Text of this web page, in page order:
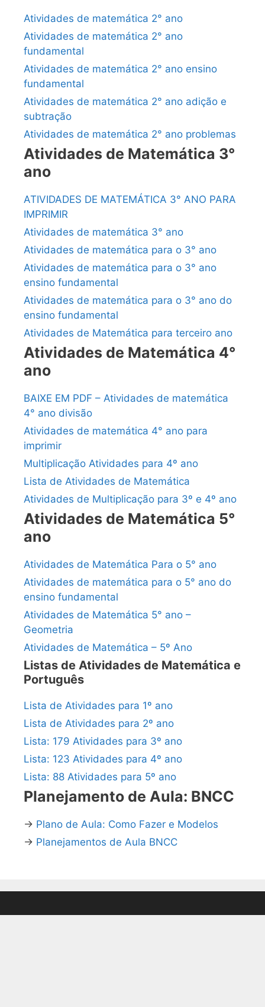
Atividades de matemática 2° ano
Atividades de matemática 2° ano
fundamental
Atividades de matemática 2° ano ensino
fundamental
Atividades de matemática 2° ano adição e
subtração
Atividades de matemática 2° ano problemas
Atividades de Matemática 3°
ano
ATIVIDADES DE MATEMÁTICA 3° ANO PARA
IMPRIMIR
Atividades de matemática 3° ano
Atividades de matemática para o 3° ano
Atividades de matemática para o 3° ano
ensino fundamental
Atividades de matemática para o 3° ano do
ensino fundamental
Atividades de Matemática para terceiro ano
Atividades de Matemática 4°
ano
BAIXE EM PDF – Atividades de matemática
4° ano divisão
Atividades de matemática 4° ano para
imprimir
Multiplicação Atividades para 4º ano
Lista de Atividades de Matemática
Atividades de Multiplicação para 3º e 4º ano
Atividades de Matemática 5°
ano
Atividades de Matemática Para o 5° ano
Atividades de matemática para o 5° ano do
ensino fundamental
Atividades de Matemática 5° ano –
Geometria
Atividades de Matemática – 5º Ano
Listas de Atividades de Matemática e
Português
Lista de Atividades para 1º ano
Lista de Atividades para 2º ano
Lista: 179 Atividades para 3º ano
Lista: 123 Atividades para 4º ano
Lista: 88 Atividades para 5º ano
Planejamento de Aula: BNCC
→ Plano de Aula: Como Fazer e Modelos
→ Planejamentos de Aula BNCC